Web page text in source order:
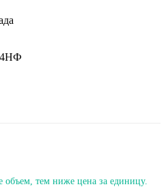
тем ниже цена за единицу.